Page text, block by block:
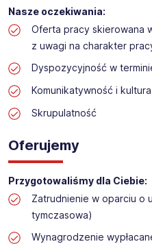
Nasze oczekiwania:
Oferta pracy skierowana
z uwagi na charakter
Dyspozycyjność w
Komunikatywność i
Skrupulatność
Oferujemy
Przygotowaliśmy dla Ciebie:
Zatrudnienie w oparciu o
tymczasowa)
Wynagrodzenie